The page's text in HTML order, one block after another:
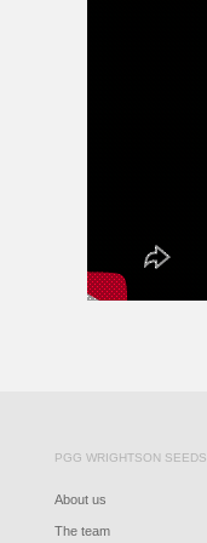
PGG WRIGHTSON SEEDS
About us
The team